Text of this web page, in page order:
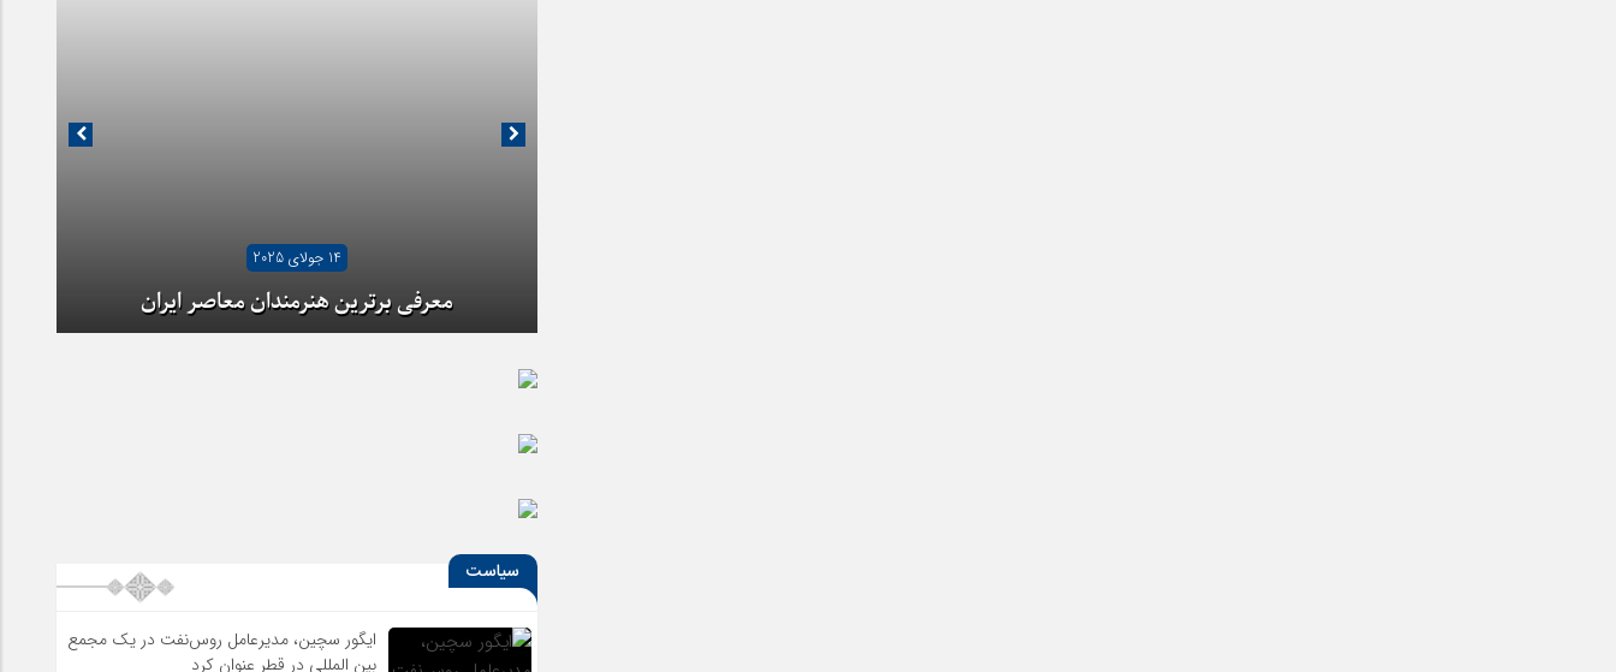
14 جولای 2025
معرفی برترین هنرمندان معاصر ایران
سیاست
ایگور سچین، مدیرعامل روس‌نفت در یک مجمع
بین المللی در قطر عنوان کرد